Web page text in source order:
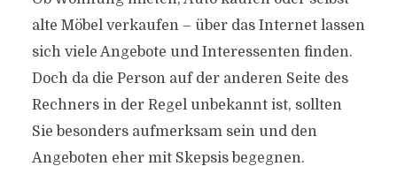
alte Möbel verkaufen – über das Internet lassen
sich viele Angebote und Interessenten finden.
Doch da die Person auf der anderen Seite des
Rechners in der Regel unbekannt ist, sollten
Sie besonders aufmerksam sein und den
Angeboten eher mit Skepsis begegnen.